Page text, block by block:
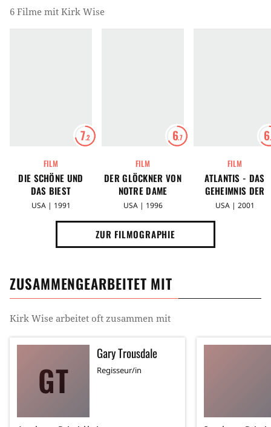
6 Filme mit Kirk Wise
7.2
FILM
DIE SCHÖNE UND
DAS BIEST
USA | 1991
6.7
FILM
DER GLÖCKNER VON
NOTRE DAME
USA | 1996
6
FILM
ATLANTIS - DAS
GEHEIMNIS DER
VERLORENEN
USA | 2001
ZUR FILMOGRAPHIE
ZUSAMMENGEARBEITET MIT
Kirk Wise arbeitet oft zusammen mit
GT
Gary Trousdale
Regisseur/in